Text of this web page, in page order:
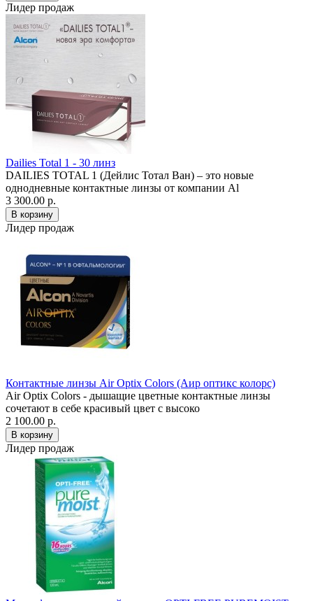
Лидер продаж
Dailies Total 1 - 30 линз
DAILIES TOTAL 1 (Дейлис Тотал Ван) – это новые
однодневные контактные линзы от компании Al
3 300.00 р.
Лидер продаж
Контактные линзы Air Optix Colors (Аир оптикс колорс)
Air Optix Colors - дышащие цветные контактные линзы
сочетают в себе красивый цвет с высоко
2 100.00 р.
Лидер продаж